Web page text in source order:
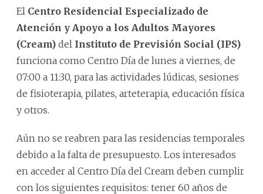
El Centro Residencial Especializado de
Atención y Apoyo a los Adultos Mayores
(Cream) del Instituto de Previsión Social (IPS)
funciona como Centro Día de lunes a viernes, de
07:00 a 11:30, para las actividades lúdicas, sesiones
de fisioterapia, pilates, arteterapia, educación física
y otros.
Aún no se reabren para las residencias temporales
debido a la falta de presupuesto. Los interesados
en acceder al Centro Día del Cream deben cumplir
con los siguientes requisitos: tener 60 años de